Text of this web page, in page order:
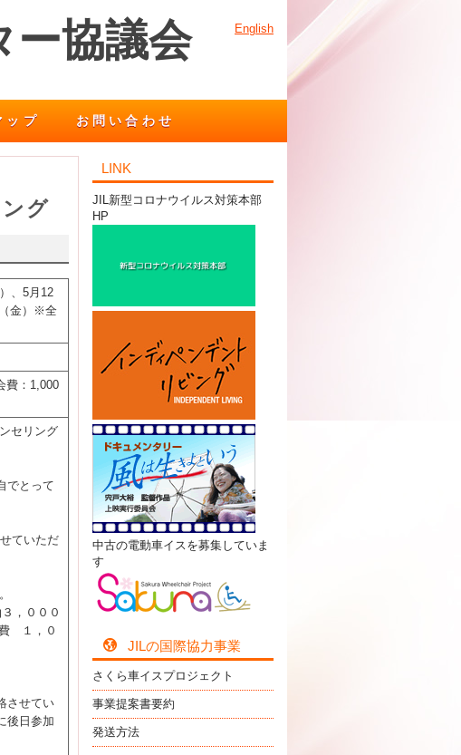
ー協議会 English
ップ お問い合わせ
グ
、5月12
（金）※全
費：1,000
セリング
でとって
ていただ
，０００
１，０
させてい
後日参加
LINK
JIL新型コロナウイルス対策本部
HP
中古の電動車イスを募集していま
す
JILの国際協力事業
さくら車イスプロジェクト
事業提案書要約
発送方法